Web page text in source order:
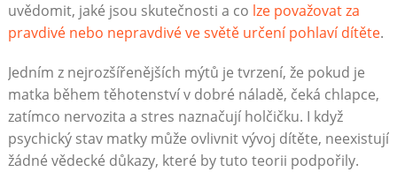
uvědomit, jaké jsou skutečnosti a co lze považovat za
pravdivé nebo nepravdivé ve světě určení pohlaví dítěte.
Jedním z nejrozšířenějších mýtů je tvrzení, že pokud je
matka během těhotenství v dobré náladě, čeká chlapce,
zatímco nervozita a stres naznačují holčičku. I když
psychický stav matky může ovlivnit vývoj dítěte, neexistují
žádné vědecké důkazy, které by tuto teorii podpořily.